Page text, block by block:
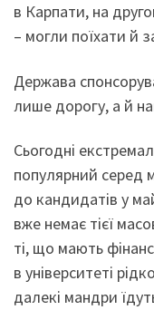
в Карпати, на
– могли поїхати й
Держава
лише дорогу, а й
Сьогодні
популярний серед
до кандидатів у
вже немає тієї
ті, що мають
в університеті
далекі мандри